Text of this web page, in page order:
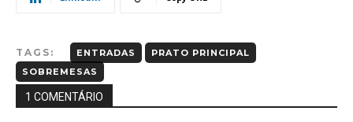
TAGS: ENTRADAS
PRATO PRINCIPAL
SOBREMESAS
1 COMENTÁRIO